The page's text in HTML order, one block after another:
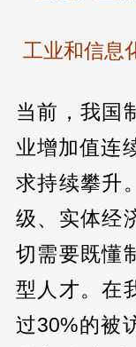
工业和信息
当前，我国
业增加值连
求持续攀升
级、实体经
切需要既懂
型人才。在
过30%的被